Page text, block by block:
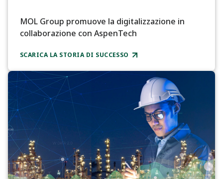
MOL Group promuove la digitalizzazione in
collaborazione con AspenTech
SCARICA LA STORIA DI SUCCESSO